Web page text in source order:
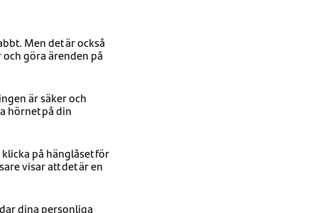
Men det är också
göra ärenden på
är säker och
hörnet på din
på hänglåset för
visar att det är en
dina personliga